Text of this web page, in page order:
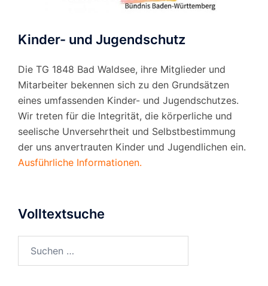
Kinder- und Jugendschutz
Die TG 1848 Bad Waldsee, ihre Mitglieder und
Mitarbeiter bekennen sich zu den Grundsätzen
eines umfassenden Kinder- und Jugendschutzes.
Wir treten für die Integrität, die körperliche und
seelische Unversehrtheit und Selbstbestimmung
der uns anvertrauten Kinder und Jugendlichen ein.
Ausführliche Informationen.
Volltextsuche
nach: